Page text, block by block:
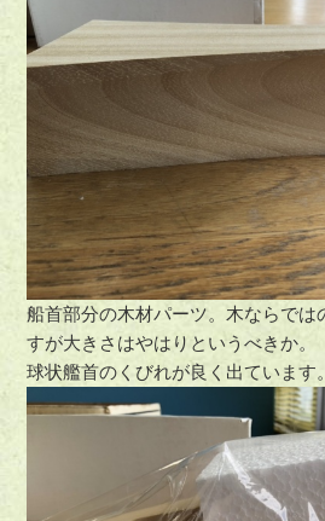
船首部分の木材パーツ。木ならでは
すが大きさはやはりというべきか。
球状艦首のくびれが良く出ています。